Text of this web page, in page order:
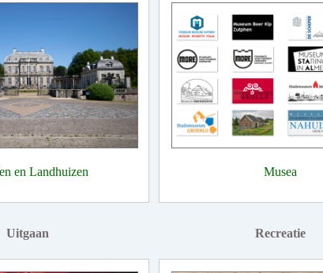
en Landhuizen Musea
Uitgaan Recreatie